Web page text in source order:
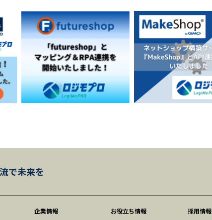
で未来を
企業情報
お役立ち情報
採用情報